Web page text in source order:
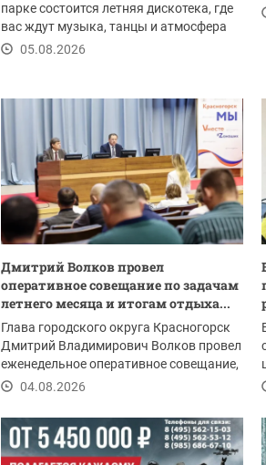
парке состоится летняя дискотека, где
вас ждут музыка, танцы и атмосфера
настоящего...
05.08.2026
Дмитрий Волков провел
оперативное совещание по задачам
летнего месяца и итогам отдыха...
Глава городского округа Красногорск
Дмитрий Владимирович Волков провел
еженедельное оперативное совещание,
в начале...
04.08.2026